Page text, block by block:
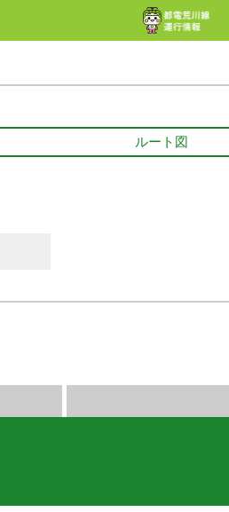
ルート図